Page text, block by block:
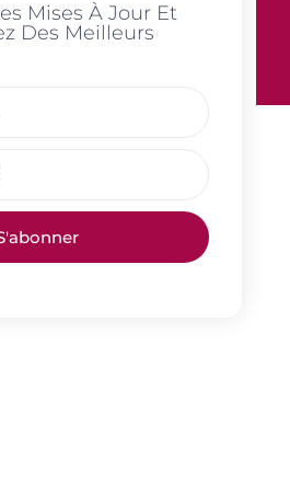
Mises À Jour Et
Des Meilleurs